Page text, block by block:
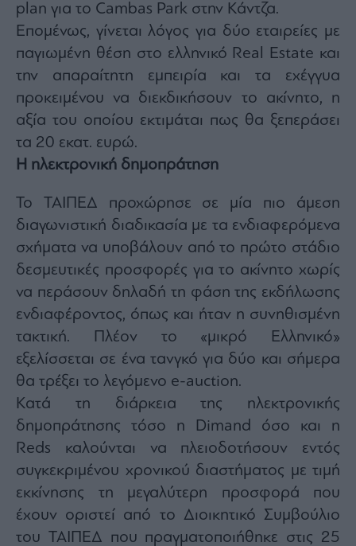
Creative
Content
Branded
&
Branded
Content
Calendar
Monocle
Lab
Mononews100
Εγγραφείτε
στο
Newsletter
του
mononews.gr
submitting
email,
agree
to
plan για το Cambas Park στην Κάντζα.
Επομένως, γίνεται λόγος για δύο εταιρείες με
παγιωμένη θέση στο ελληνικό Real Estate και
την απαραίτητη εμπειρία και τα εχέγγυα
προκειμένου να διεκδικήσουν το ακίνητο, η
αξία του οποίου εκτιμάται πως θα ξεπεράσει
τα 20 εκατ. ευρώ.
Η ηλεκτρονική δημοπράτηση
Το ΤΑΙΠΕΔ προχώρησε σε μία πιο άμεση
διαγωνιστική διαδικασία με τα ενδιαφερόμενα
σχήματα να υποβάλουν από το πρώτο στάδιο
δεσμευτικές προσφορές για το ακίνητο χωρίς
να περάσουν δηλαδή τη φάση της εκδήλωσης
ενδιαφέροντος, όπως και ήταν η συνηθισμένη
τακτική. Πλέον το «μικρό Ελληνικό»
εξελίσσεται σε ένα τανγκό για δύο και σήμερα
θα τρέξει το λεγόμενο e-auction.
Κατά τη διάρκεια της ηλεκτρονικής
δημοπράτησης τόσο η Dimand όσο και η
Reds καλούνται να πλειοδοτήσουν εντός
συγκεκριμένου χρονικού διαστήματος με τιμή
εκκίνησης τη μεγαλύτερη προσφορά που
έχουν οριστεί από το Διοικητικό Συμβούλιο
του ΤΑΙΠΕΔ που πραγματοποιήθηκε στις 25